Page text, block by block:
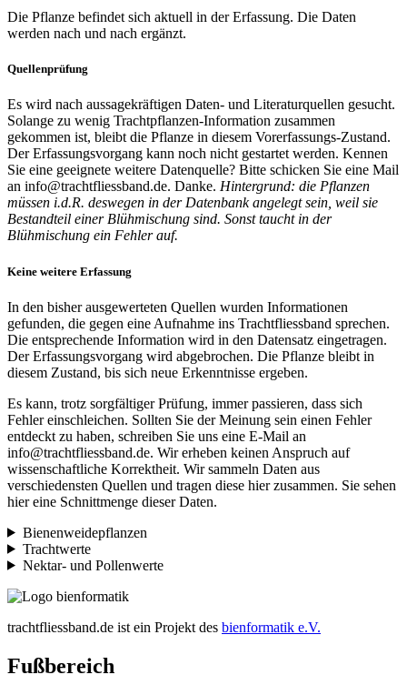
Die Pflanze befindet sich aktuell in der Erfassung. Die Daten
werden nach und nach ergänzt.
Quellenprüfung
Es wird nach aussagekräftigen Daten- und Literaturquellen gesucht.
Solange zu wenig Trachtpflanzen-Information zusammen
gekommen ist, bleibt die Pflanze in diesem Vorerfassungs-Zustand.
Der Erfassungsvorgang kann noch nicht gestartet werden. Kennen
Sie eine geeignete weitere Datenquelle? Bitte schicken Sie eine Mail
an info@trachtfliessband.de. Danke. Hintergrund: die Pflanzen
müssen i.d.R. deswegen in der Datenbank angelegt sein, weil sie
Bestandteil einer Blühmischung sind. Sonst taucht in der
Blühmischung ein Fehler auf.
Keine weitere Erfassung
In den bisher ausgewerteten Quellen wurden Informationen
gefunden, die gegen eine Aufnahme ins Trachtfliessband sprechen.
Die entsprechende Information wird in den Datensatz eingetragen.
Der Erfassungsvorgang wird abgebrochen. Die Pflanze bleibt in
diesem Zustand, bis sich neue Erkenntnisse ergeben.
Es kann, trotz sorgfältiger Prüfung, immer passieren, dass sich
Fehler einschleichen. Sollten Sie der Meinung sein einen Fehler
entdeckt zu haben, schreiben Sie uns eine E-Mail an
info@trachtfliessband.de. Wir erheben keinen Anspruch auf
wissenschaftliche Korrektheit. Wir sammeln Daten aus
verschiedensten Quellen und tragen diese hier zusammen. Sie sehen
hier eine Schnittmenge dieser Daten.
Bienenweidepflanzen
Trachtwerte
Nektar- und Pollenwerte
trachtfliessband.de ist ein Projekt des bienformatik e.V.
Fußbereich